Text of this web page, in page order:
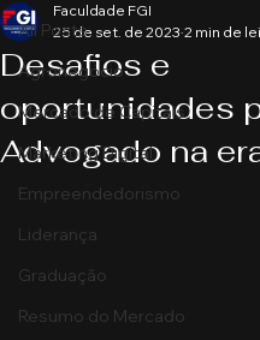
All Posts
Agronegócio
Mercado de Capitais
Marketing Digital
Empreendedorismo
Liderança
Graduação
Resumo do Mercado
Desafios e
oportunidades
Advogado na
Faculdade FGI
25 de set. de 2023 2 min de